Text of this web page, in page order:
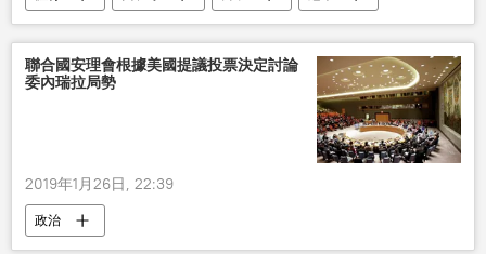
花樣滑冰
聯合國安理會根據美國提議投票決定討論
委內瑞拉局勢
2019年1月26日, 22:39
政治